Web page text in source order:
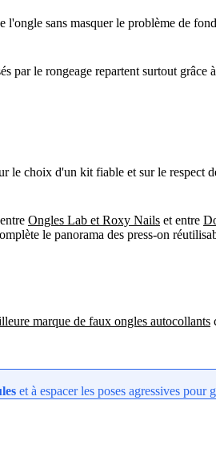
l'ongle sans masquer le problème de
par le rongeage repartent surtout grâce
le choix d'un kit fiable et sur le respect
Ongles Lab et Roxy Nails et entre
le panorama des press-on
marque de faux ongles autocollants
et à espacer les poses agressives pour